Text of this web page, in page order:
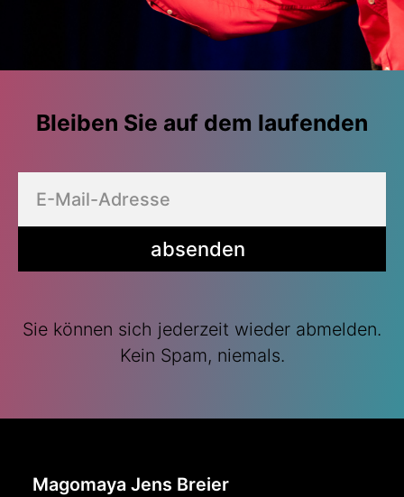
Bleiben Sie auf dem laufenden
absenden
Sie können sich jederzeit wieder abmelden.
Kein Spam, niemals.
Magomaya Jens Breier